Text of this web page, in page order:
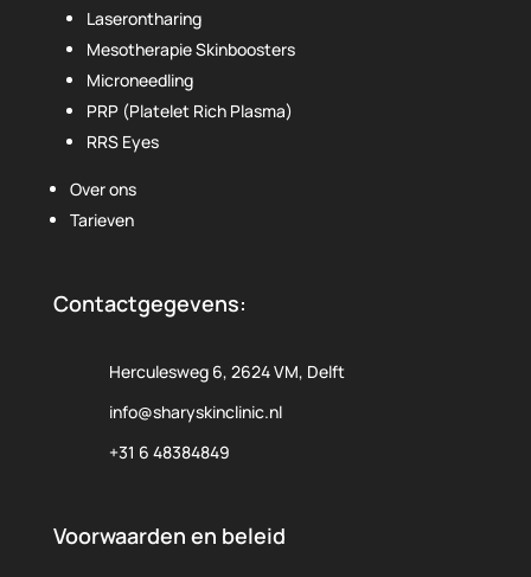
Laserontharing
Mesotherapie Skinboosters
Microneedling
PRP (Platelet Rich Plasma)
RRS Eyes
Over ons
Tarieven
Contactgegevens:
Herculesweg 6, 2624 VM, Delft
info@sharyskinclinic.nl
+31 6 48384849
Voorwaarden en beleid